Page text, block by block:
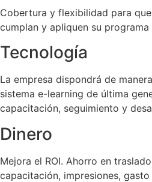
Cobertura y flexibilidad para
cumplan y apliquen su
Tecnología
La empresa dispondrá de
sistema e-learning de última
capacitación, seguimiento y
Dinero
Mejora el ROI. Ahorro en
capacitación, impresiones,